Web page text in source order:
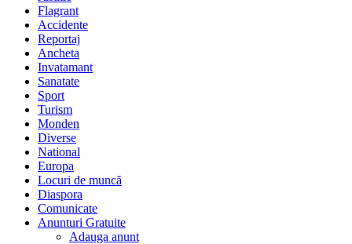
Flagrant
Accidente
Reportaj
Ancheta
Invatamant
Sanatate
Sport
Turism
Monden
Diverse
National
Europa
Locuri de muncă
Diaspora
Comunicate
Anunturi Gratuite
Adauga anunt